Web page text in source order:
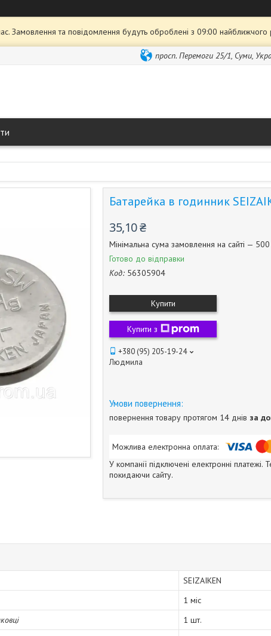
Замовлення та повідомлення будуть оброблені з 09:00
просп. Перемоги 25/1, Суми,
Батарейка в годинник
35,10 ₴
Мінімальна сума замовлення на сайті —
Готово до відправки
Код: 56305904
Купити
Купити з
+380 (95) 205-19-24
Людмила
повернення товару протягом 14 днів за
У компанії підключені електронні
покидаючи сайту.
SEIZAIKEN
1 міс
1 шт.